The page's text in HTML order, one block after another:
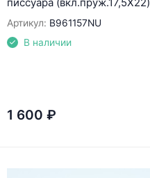
Артикул: B961157NU
В наличии
1 600 ₽